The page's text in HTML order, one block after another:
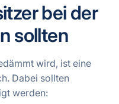
bei der
sollten
wird, ist eine
Dabei sollten
werden: